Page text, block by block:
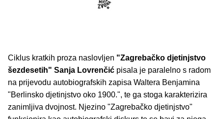
Ciklus kratkih proza naslovljen "Zagrebačko djetinjstvo
šezdesetih" Sanja Lovrenčić pisala je paralelno s radom
na prijevodu autobiografskih zapisa Waltera Benjamina
"Berlinsko djetinjstvo oko 1900.", te ga stoga karakterizira
zanimljiva dvojnost. Njezino "Zagrebačko djetinjstvo"